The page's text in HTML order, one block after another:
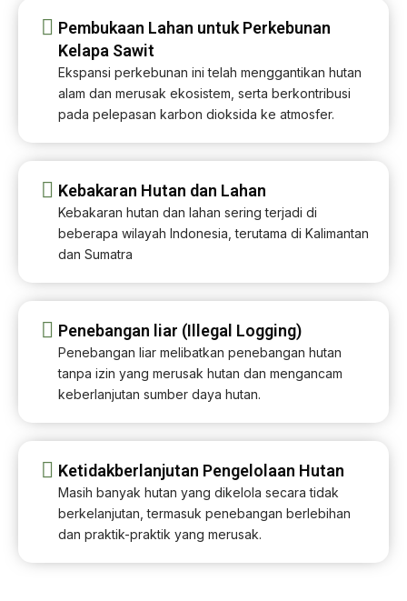
Pembukaan Lahan untuk Perkebunan
Kelapa Sawit​
Ekspansi perkebunan ini telah menggantikan hutan
alam dan merusak ekosistem, serta berkontribusi
pada pelepasan karbon dioksida ke atmosfer.​
Kebakaran Hutan dan Lahan​
Kebakaran hutan dan lahan sering terjadi di
beberapa wilayah Indonesia, terutama di Kalimantan
dan Sumatra​
Penebangan liar (Illegal Logging)
Penebangan liar melibatkan penebangan hutan
tanpa izin yang merusak hutan dan mengancam
keberlanjutan sumber daya hutan.
Ketidakberlanjutan Pengelolaan Hutan
Masih banyak hutan yang dikelola secara tidak
berkelanjutan, termasuk penebangan berlebihan
dan praktik-praktik yang merusak.